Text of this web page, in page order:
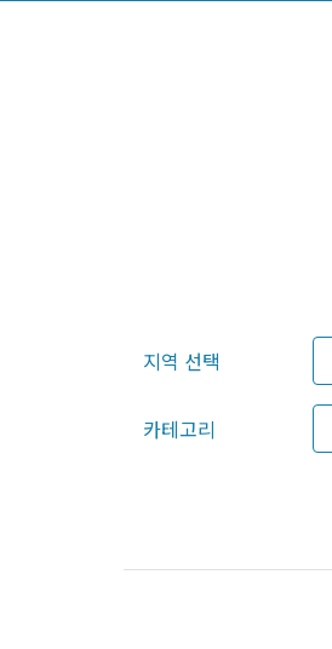
지역 선택
카테고리